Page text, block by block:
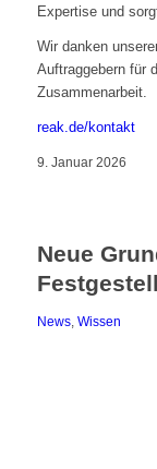
Expertise und
Wir danken
Auftraggebern für
Zusammenarbeit.
reak.de/kontakt
9. Januar 2026
Neue
News, Wissen